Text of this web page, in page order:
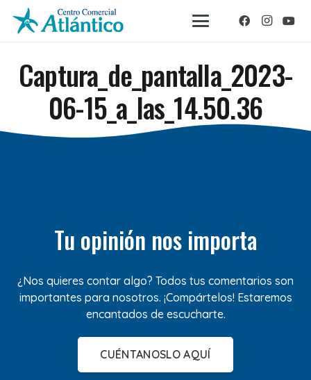
Captura_de_pantalla_2023-
06-15_a_las_14.50.36
Tu opinión nos importa
¿Nos quieres contar algo? Todos tus comentarios son
importantes para nosotros. ¡Compártelos! Estaremos
encantados de escucharte.
CUÉNTANOSLO AQUÍ